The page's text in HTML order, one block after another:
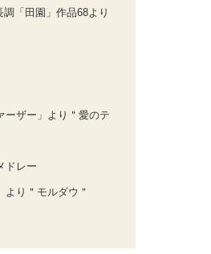
「田園」作品68より
ーザー」より＂愛のテ
ドレー
より＂モルダウ＂